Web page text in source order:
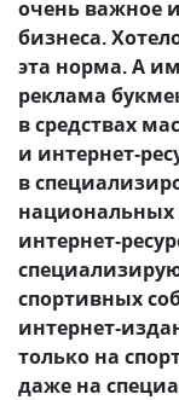
очень важное
бизнеса.
эта норма. А
реклама
в средствах
и интернет-
в
национальных
интернет-
спортивных
интернет-
только на
даже на